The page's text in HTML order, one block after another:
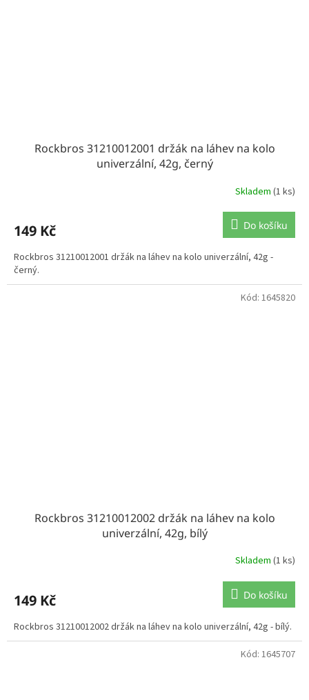
Rockbros 31210012001 držák na láhev na kolo
univerzální, 42g, černý
Skladem (1 ks)
149 Kč Do košíku
Rockbros 31210012001 držák na láhev na kolo univerzální, 42g -
černý.
Rockbros 31210012002 držák na láhev na kolo
univerzální, 42g, bílý
Skladem (1 ks)
149 Kč Do košíku
Rockbros 31210012002 držák na láhev na kolo univerzální, 42g - bílý.
Kód: 1645820
Kód: 1645707